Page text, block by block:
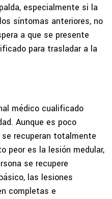
especialmente si la
síntomas anteriores, no
a que se presente
para trasladar a la
médico cualificado
Aunque es poco
recuperan totalmente
peor es la lesión medular,
se recupere
las lesiones
completas e